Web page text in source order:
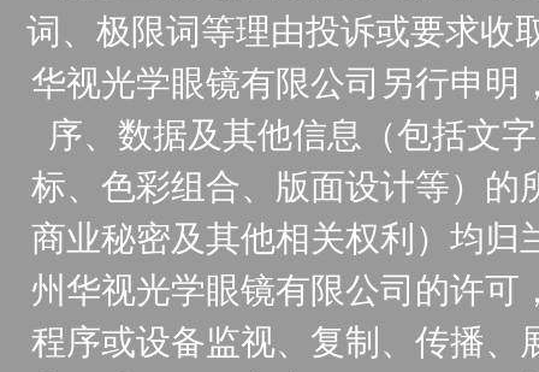
词、极限词等理由投诉或要求收
华视光学眼镜有限公司另行申明
序、数据及其他信息（包括文
标、色彩组合、版面设计等）的
商业秘密及其他相关权利）均归
州华视光学眼镜有限公司的许
程序或设备监视、复制、传播、